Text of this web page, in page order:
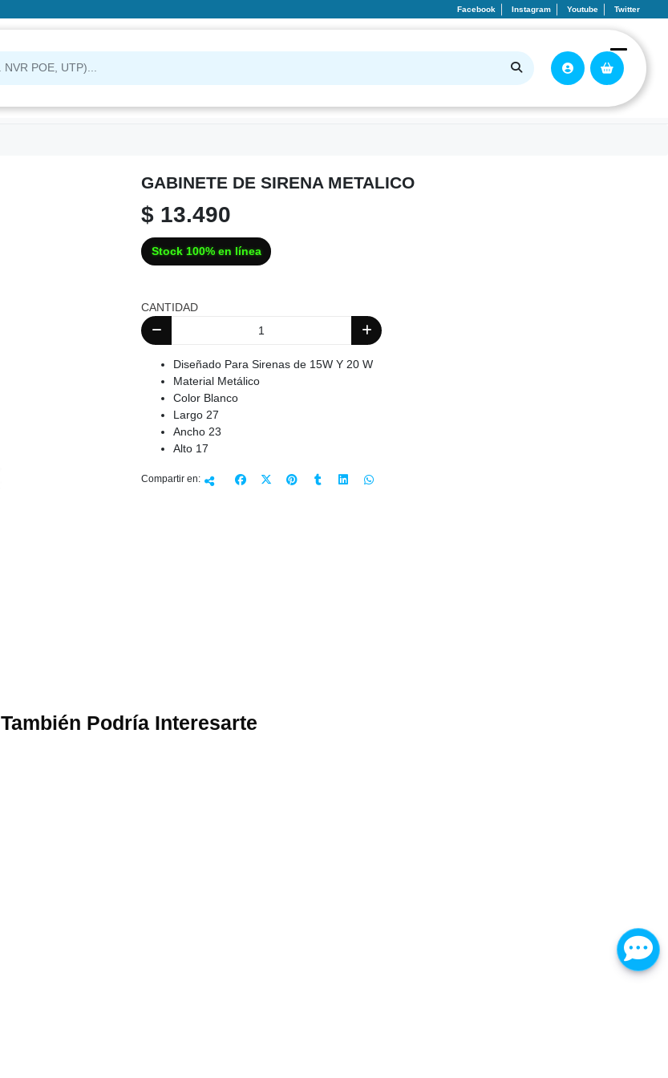
Facebook Instagram Youtube Twitter
GABINETE DE SIRENA METALICO
$ 13.490
Stock 100% en línea
CANTIDAD
Diseñado Para Sirenas de 15W Y 20 W
Material Metálico
Color Blanco
Largo 27
Ancho 23
Alto 17
Compartir en:
También Podría Interesarte